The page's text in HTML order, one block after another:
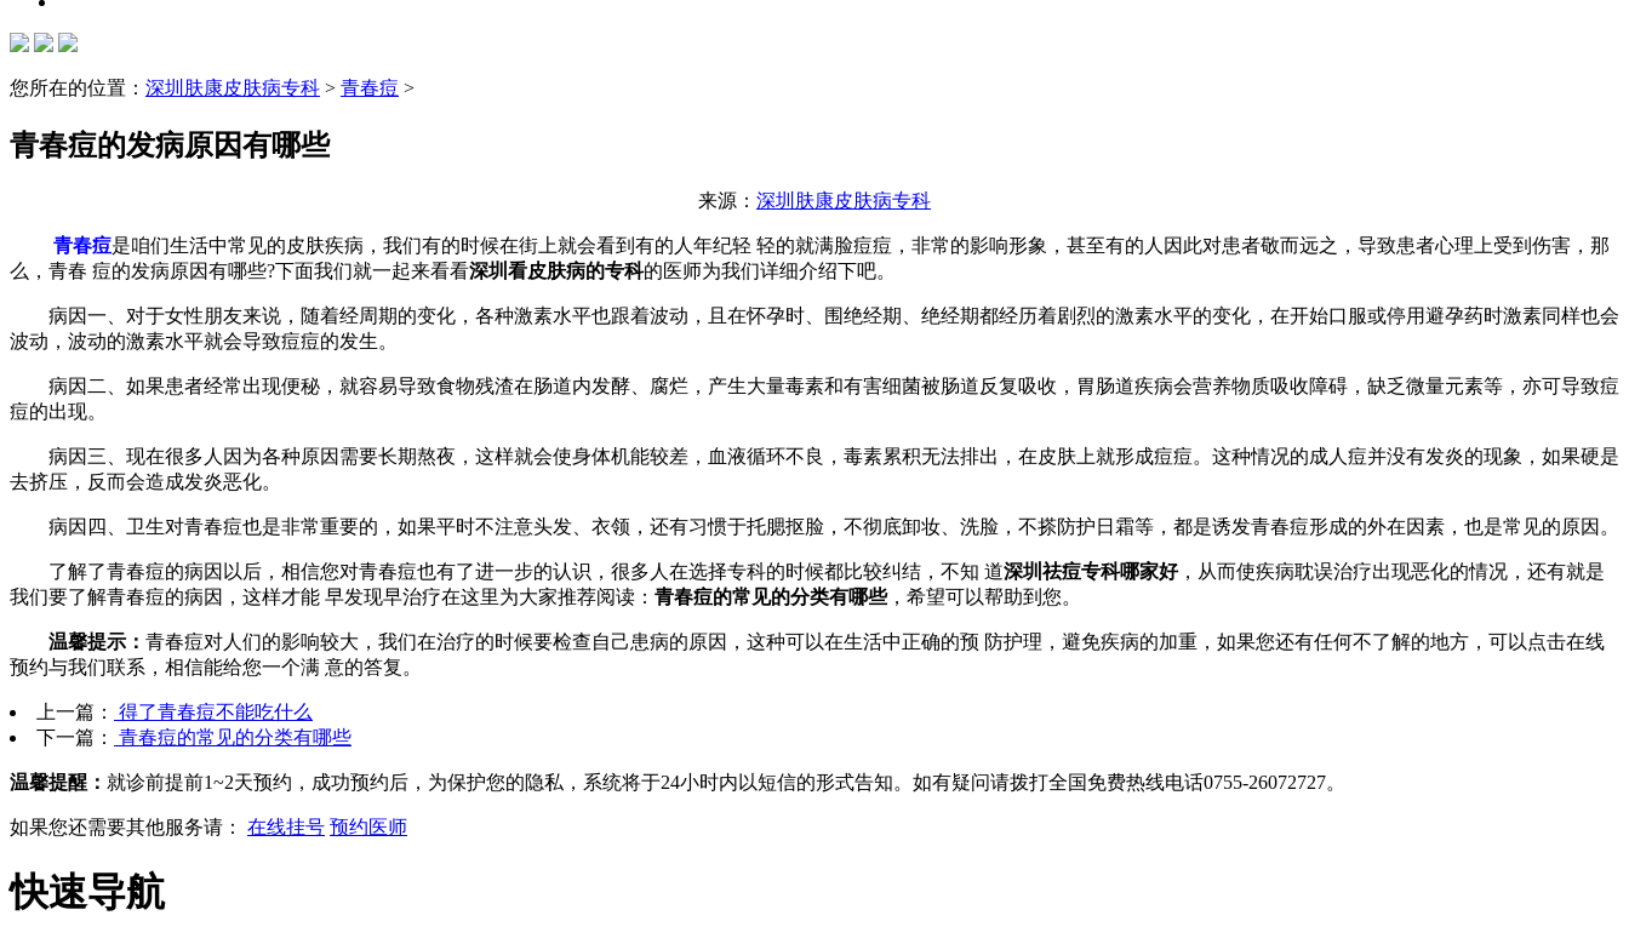
您所在的位置： 深圳肤康皮肤病专科 > 青春痘 >
青春痘的发病原因有哪些
来源： 深圳肤康皮肤病专科
青春痘是咱们生活中常见的皮肤疾病，我们有的时候在街上就会看到有的人年纪轻 轻的就满脸痘痘，非常的影响形象，甚至有的人因此对患者敬而远之，导致患者心理上受到伤害，那
么，青春 痘的发病原因有哪些?下面我们就一起来看看深圳看皮肤病的专科的医师为我们详细介绍下吧。
病因一、对于女性朋友来说，随着经周期的变化，各种激素水平也跟着波动，且在怀孕时、围绝经期、绝经期都经历着剧烈的激素水平的变化，在开始口服或停用避孕药时激素同样也会
波动，波动的激素水平就会导致痘痘的发生。
病因二、如果患者经常出现便秘，就容易导致食物残渣在肠道内发酵、腐烂，产生大量毒素和有害细菌被肠道反复吸收，胃肠道疾病会营养物质吸收障碍，缺乏微量元素等，亦可导致痘
痘的出现。
病因三、现在很多人因为各种原因需要长期熬夜，这样就会使身体机能较差，血液循环不良，毒素累积无法排出，在皮肤上就形成痘痘。这种情况的成人痘并没有发炎的现象，如果硬是
去挤压，反而会造成发炎恶化。
病因四、卫生对青春痘也是非常重要的，如果平时不注意头发、衣领，还有习惯于托腮抠脸，不彻底卸妆、洗脸，不搽防护日霜等，都是诱发青春痘形成的外在因素，也是常见的原因。
了解了青春痘的病因以后，相信您对青春痘也有了进一步的认识，很多人在选择专科的时候都比较纠结，不知 道深圳祛痘专科哪家好，从而使疾病耽误治疗出现恶化的情况，还有就是
我们要了解青春痘的病因，这样才能 早发现早治疗在这里为大家推荐阅读： 青春痘的常见的分类有哪些，希望可以帮助到您。
温馨提示： 青春痘对人们的影响较大，我们在治疗的时候要检查自己患病的原因，这种可以在生活中正确的预 防护理，避免疾病的加重，如果您还有任何不了解的地方，可以点击在线
预约与我们联系，相信能给您一个满 意的答复。
上一篇：
得了青春痘不能吃什么
下一篇：
青春痘的常见的分类有哪些
温馨提醒： 就诊前提前1~2天预约，成功预约后，为保护您的隐私，系统将于24小时内以短信的形式告知。如有疑问请拨打全国免费热线电话0755-26072727。
如果您还需要其他服务请： 在线挂号 预约医师
快速导航